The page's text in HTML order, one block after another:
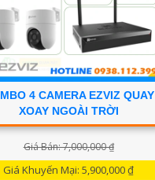
4 CAMERA EZVIZ QUAY
XOAY NGOÀI TRỜI
Giá Bán: 7,000,000 ₫
Giá Khuyến Mại: 5,900,000 ₫